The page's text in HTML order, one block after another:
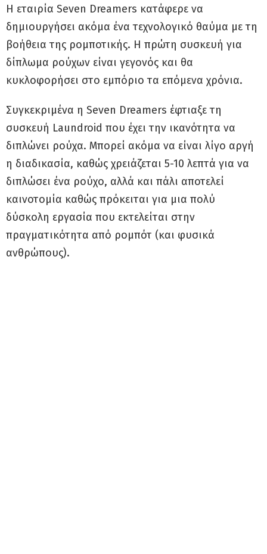
Η εταιρία Seven Dreamers κατάφερε να
δημιουργήσει ακόμα ένα τεχνολογικό θαύμα με τη
βοήθεια της ρομποτικής. Η πρώτη συσκευή για
δίπλωμα ρούχων είναι γεγονός και θα
κυκλοφορήσει στο εμπόριο τα επόμενα χρόνια.
Συγκεκριμένα η Seven Dreamers έφτιαξε τη
συσκευή Laundroid που έχει την ικανότητα να
διπλώνει ρούχα. Μπορεί ακόμα να είναι λίγο αργή
η διαδικασία, καθώς χρειάζεται 5-10 λεπτά για να
διπλώσει ένα ρούχο, αλλά και πάλι αποτελεί
καινοτομία καθώς πρόκειται για μια πολύ
δύσκολη εργασία που εκτελείται στην
πραγματικότητα από ρομπότ (και φυσικά
ανθρώπους).